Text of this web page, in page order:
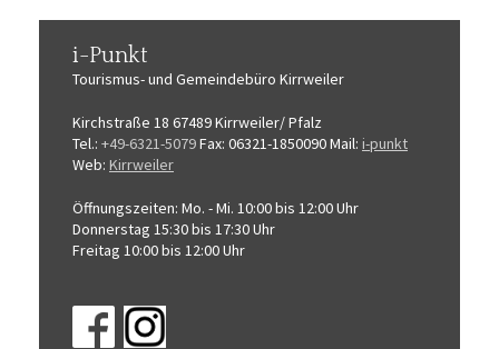
i-Punkt
Tourismus-und Gemeindebüro Kirrweiler
Kirchstraße 18 67489 Kirrweiler/ Pfalz
Tel.: +49-6321-5079Fax: 06321-1850090Mail: i-punkt
Web: Kirrweiler
Öffnungszeiten: Mo. - Mi. 10:00 bis 12:00 Uhr
Donnerstag 15:30 bis 17:30 Uhr
Freitag 10:00 bis 12:00 Uhr